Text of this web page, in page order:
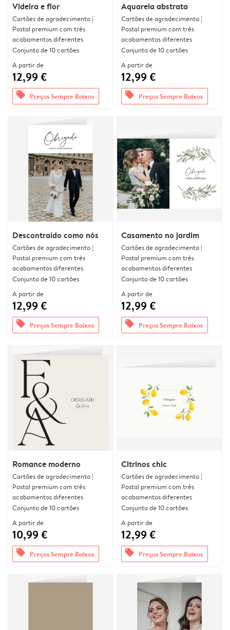
Videira e flor
Cartões de agradecimento |
Postal premium com três
acabamentos diferentes
Conjunto de 10 cartões
A partir de
12,99 €
offers Preços Sempre Baixos
Aquarela abstrata
Cartões de agradecimento |
Postal premium com três
acabamentos diferentes
Conjunto de 10 cartões
A partir de
12,99 €
offers Preços Sempre Baixos
Descontraído como nós
Cartões de agradecimento |
Postal premium com três
acabamentos diferentes
Conjunto de 10 cartões
A partir de
12,99 €
offers Preços Sempre Baixos
Casamento no jardim
Cartões de agradecimento |
Postal premium com três
acabamentos diferentes
Conjunto de 10 cartões
A partir de
12,99 €
offers Preços Sempre Baixos
Romance moderno
Cartões de agradecimento |
Postal premium com três
acabamentos diferentes
Conjunto de 10 cartões
A partir de
10,99 €
offers Preços Sempre Baixos
Citrinos chic
Cartões de agradecimento |
Postal premium com três
acabamentos diferentes
Conjunto de 10 cartões
A partir de
12,99 €
offers Preços Sempre Baixos